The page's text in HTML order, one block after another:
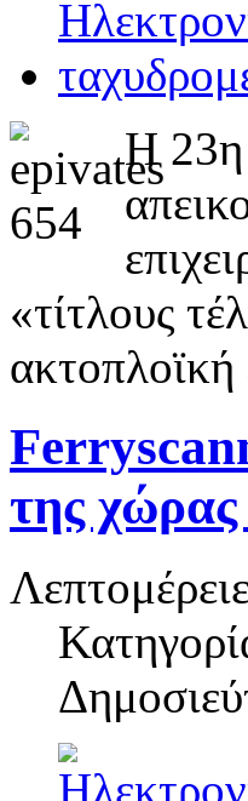
H
«τίτλους
της χώρας